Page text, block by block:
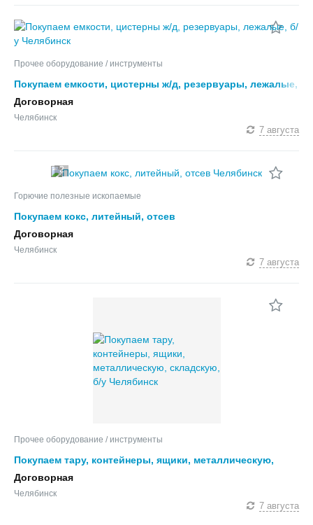
Прочее оборудование / инструменты
Покупаем емкости, цистерны ж/д, резервуары, лежалые,
б/у
Договорная
Челябинск
7 августа
2
Горючие полезные ископаемые
Покупаем кокс, литейный, отсев
Договорная
Челябинск
7 августа
Прочее оборудование / инструменты
Покупаем тару, контейнеры, ящики, металлическую,
складскую, б/у
Договорная
Челябинск
7 августа